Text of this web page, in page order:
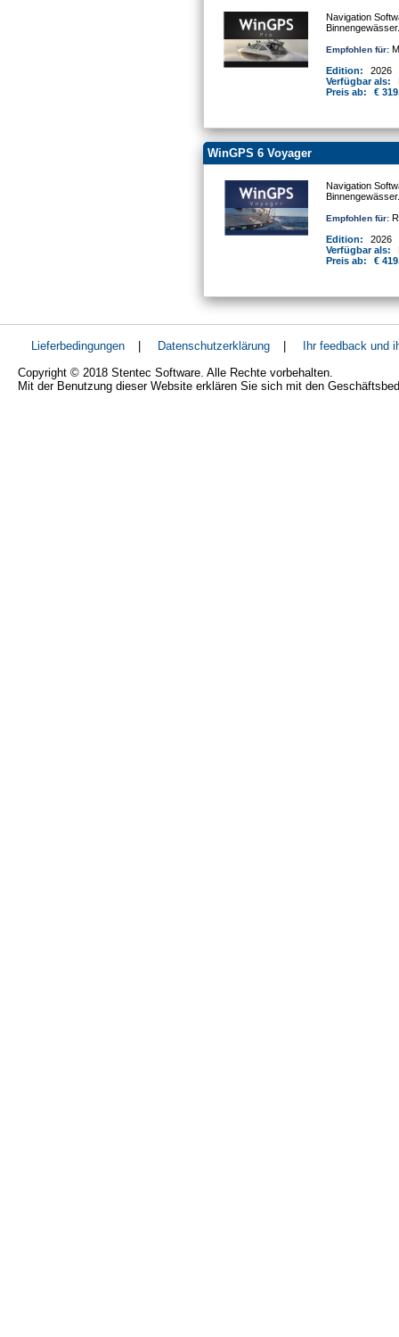
Navigation
Binnengewässer.
Empfohlen für:
Edition:
2026
Verfügbar als:
Preis ab:
€
WinGPS 6 Voyager
Navigation
Binnengewässer.
Empfohlen für:
Edition:
2026
Verfügbar als:
Preis ab:
€
Lieferbedingungen | Datenschutzerklärung |
Ihr feedback und
Copyright © 2018 Stentec Software. Alle Rechte vorbehalten.
Mit der Benutzung dieser Website erklären Sie sich mit den